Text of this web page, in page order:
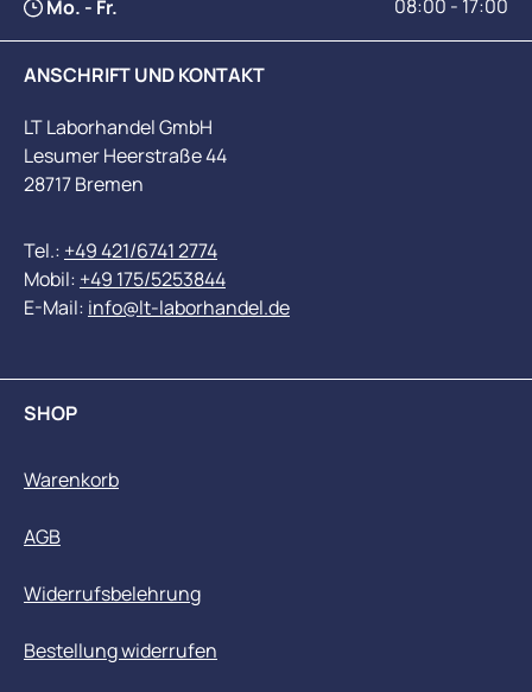
Mo. - Fr. 08:00 - 17:00
ANSCHRIFT UND KONTAKT
LT Laborhandel GmbH
Lesumer Heerstraße 44
28717 Bremen
Tel.: +49 421/6741 2774
Mobil: +49 175/5253844
E-Mail: info@lt-laborhandel.de
SHOP
Warenkorb
AGB
Widerrufsbelehrung
Bestellung widerrufen